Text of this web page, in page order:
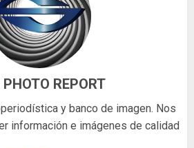
REPORT
y banco de imagen. Nos
información e imágenes de calidad